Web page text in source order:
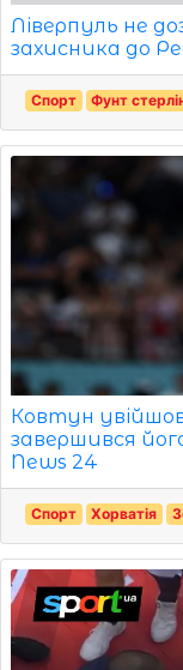
Ліверпуль не
захисника до
Спорт Фунт
Ковтун увійшов
завершився
News 24
Спорт Хорватія